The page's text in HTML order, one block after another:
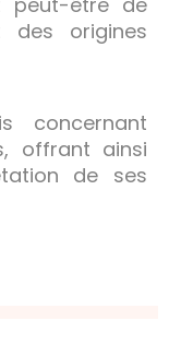
des origines
concernant
offrant ainsi
de ses